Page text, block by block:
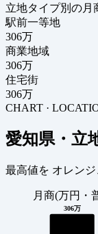
立地タイプ別の月
駅前一等地
306万
商業地域
306万
住宅街
306万
CHART ·
愛知県・立
最高値を オレンジ
月商(万円・
306万